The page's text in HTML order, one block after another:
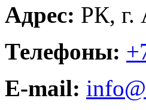
Адрес: РК, г.
Телефоны:
E-mail: